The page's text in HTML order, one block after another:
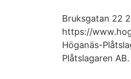
Bruksgatan 22
https://
Höganäs-
Plåtslagaren